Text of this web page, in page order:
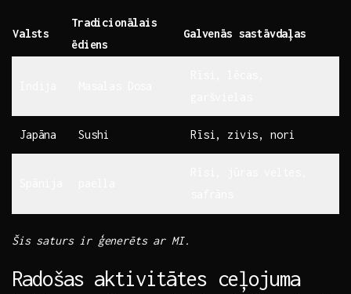
Valsts
Tradicionālais​
ēdiens
Galvenās sastāvdaļas
Japāna Sushi Rīsi, zivis, nori
Šis saturs ir ģenerēts ar MI.
Radošas aktivitātes ceļojuma